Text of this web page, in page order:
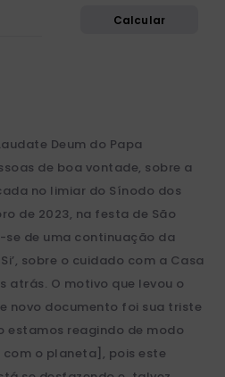
Deum do Papa
de boa vontade, sobre a
no limiar do Sínodo dos
de 2023, na festa de São
se de uma continuação da
sobre o cuidado com a Casa
atrás. O motivo que levou o
novo documento foi sua triste
estamos reagindo de modo
o planeta], pois este